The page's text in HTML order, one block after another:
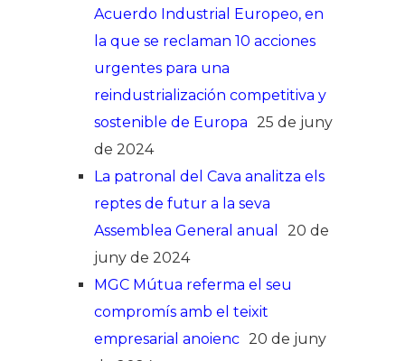
Acuerdo Industrial Europeo, en
la que se reclaman 10 acciones
urgentes para una
reindustrialización competitiva y
sostenible de Europa 25 de juny
de 2024
La patronal del Cava analitza els
reptes de futur a la seva
Assemblea General anual
20 de
juny de 2024
MGC Mútua referma el seu
compromís amb el teixit
empresarial anoienc 20 de juny